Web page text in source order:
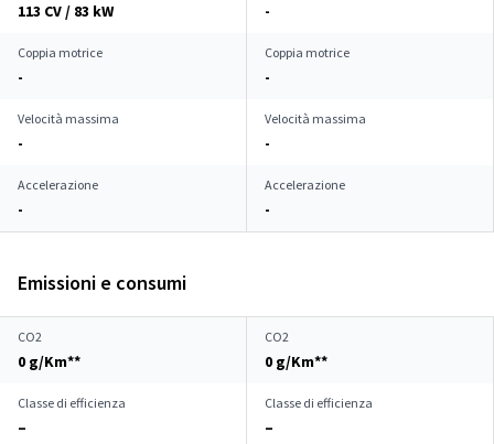
113 CV / 83 kW -
Coppia motrice
-
Coppia motrice
-
Velocità massima
-
Velocità massima
-
Accelerazione
-
Accelerazione
-
Emissioni e consumi
CO2
0 g/Km**
CO2
0 g/Km**
Classe di efficienza
–
Classe di efficienza
–